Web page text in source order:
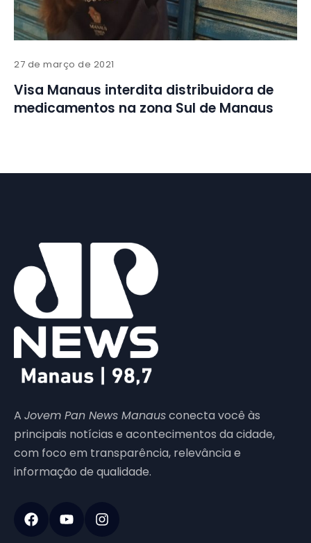
27 de março de 2021
Visa Manaus interdita distribuidora de
medicamentos na zona Sul de Manaus
A Jovem Pan News Manausconecta você às
principais notícias e acontecimentos da cidade,
com foco em transparência, relevância e
informação de qualidade.